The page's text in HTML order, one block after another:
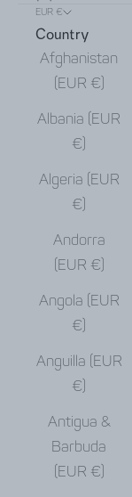
EUR €
Country
Afghanistan
(EUR €)
Albania (EUR
€)
Algeria (EUR
€)
Andorra
(EUR €)
Angola (EUR
€)
Anguilla (EUR
€)
Antigua &
Barbuda
(EUR €)